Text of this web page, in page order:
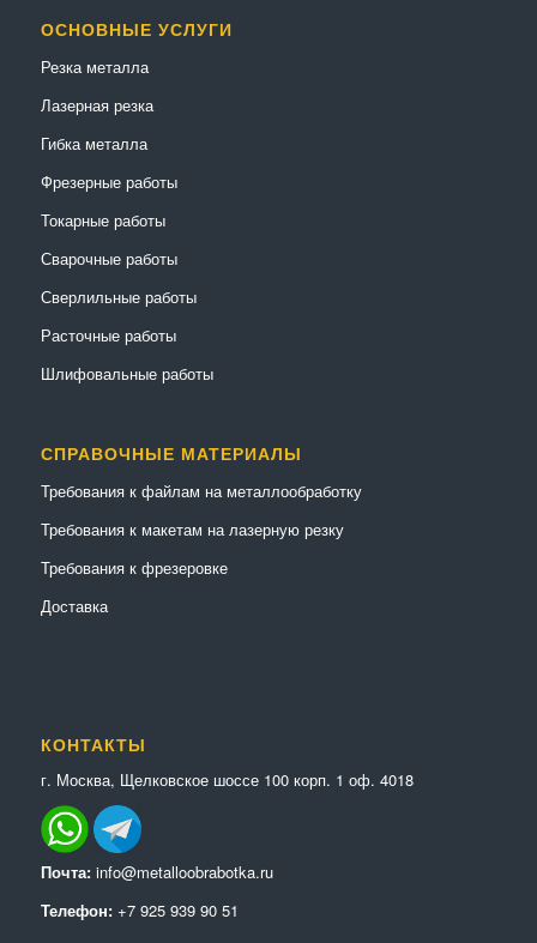
ОСНОВНЫЕ УСЛУГИ
Резка металла
Лазерная резка
Гибка металла
Фрезерные работы
Токарные работы
Сварочные работы
Сверлильные работы
Расточные работы
Шлифовальные работы
СПРАВОЧНЫЕ МАТЕРИАЛЫ
Требования к файлам на металлообработку
Требования к макетам на лазерную резку
Требования к фрезеровке
Доставка
КОНТАКТЫ
г. Москва, Щелковское шоссе 100 корп. 1 оф. 4018
Почта: info@metalloobrabotka.ru
Телефон: +7 925 939 90 51